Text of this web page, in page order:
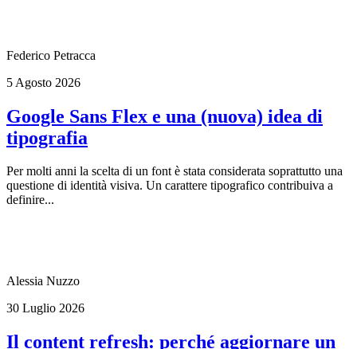
Federico Petracca
5 Agosto 2026
Google Sans Flex e una (nuova) idea di
tipografia
Per molti anni la scelta di un font è stata considerata soprattutto una
questione di identità visiva. Un carattere tipografico contribuiva a
definire...
Alessia Nuzzo
30 Luglio 2026
Il content refresh: perché aggiornare un